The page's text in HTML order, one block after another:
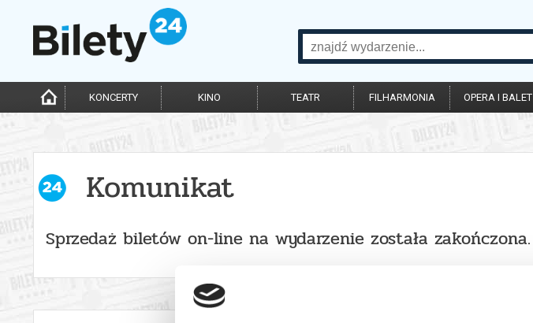
KONCERTY KINO TEATR FILHARMONIA OPERA I BALET
Komunikat
Sprzedaż biletów on-line na wydarzenie została zakończona.